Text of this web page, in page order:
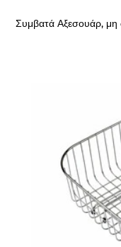
Συμβατά Αξεσουάρ, μη